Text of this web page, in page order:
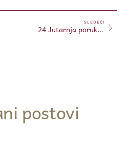
SLEDEĆI
24 Jutarnja poruka 24.01.2024. (Free)
postovi